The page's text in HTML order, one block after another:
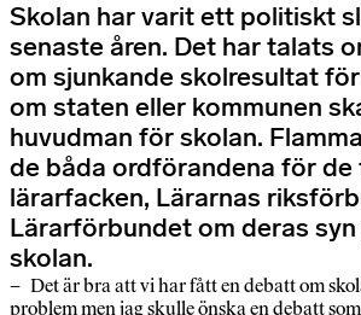
Skolan har varit ett politiskt
senaste åren. Det har talats
om sjunkande skolresultat
om staten eller kommunen
huvudman för skolan.
de båda ordförandena för de
lärarfacken, Lärarnas
Lärarförbundet om deras
skolan.
– Det är bra att vi har fått en debatt om
problem men jag skulle önska en debatt